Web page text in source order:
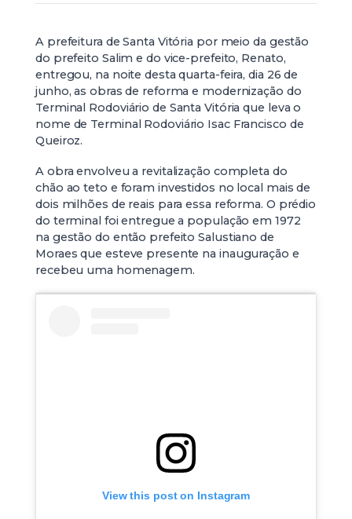
A prefeitura de Santa Vitória por meio da gestão
do prefeito Salim e do vice-prefeito, Renato,
entregou, na noite desta quarta-feira, dia 26 de
junho, as obras de reforma e modernização do
Terminal Rodoviário de Santa Vitória que leva o
nome de Terminal Rodoviário Isac Francisco de
Queiroz.
A obra envolveu a revitalização completa do
chão ao teto e foram investidos no local mais de
dois milhões de reais para essa reforma. O prédio
do terminal foi entregue a população em 1972
na gestão do então prefeito Salustiano de
Moraes que esteve presente na inauguração e
recebeu uma homenagem.
View this post on Instagram